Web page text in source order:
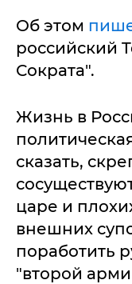
Об этом
российский
Сократа".
Жизнь в
сказать,
царе и
внешних
поработить
"второй